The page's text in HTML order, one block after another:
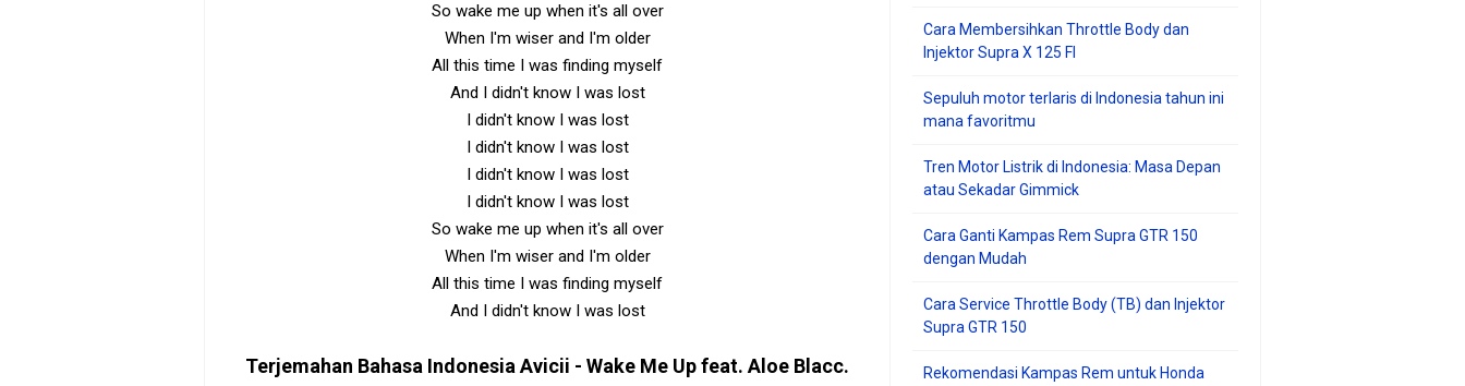
So wake me up when it's all over
When I'm wiser and I'm older
All this time I was finding myself
And I didn't know I was lost
I didn't know I was lost
I didn't know I was lost
I didn't know I was lost
I didn't know I was lost
So wake me up when it's all over
When I'm wiser and I'm older
All this time I was finding myself
And I didn't know I was lost
Terjemahan Bahasa Indonesia Avicii - Wake Me Up feat. Aloe Blacc.
Cara Membersihkan Throttle Body dan
Injektor Supra X 125 FI
Sepuluh motor terlaris di Indonesia tahun ini
mana favoritmu
Tren Motor Listrik di Indonesia: Masa Depan
atau Sekadar Gimmick
Cara Ganti Kampas Rem Supra GTR 150
dengan Mudah
Cara Service Throttle Body (TB) dan Injektor
Supra GTR 150
Rekomendasi Kampas Rem untuk Honda